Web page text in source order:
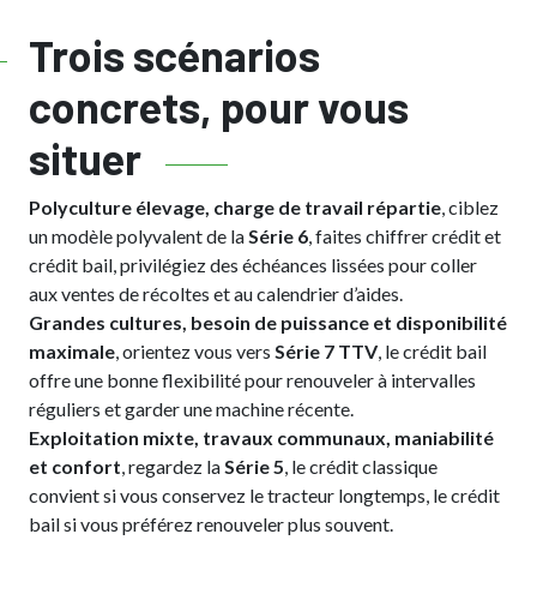
Trois scénarios
concrets, pour vous
situer
Polyculture élevage, charge de travail répartie, ciblez
un modèle polyvalent de laSérie 6, faites chiffrer crédit et
crédit bail, privilégiez des échéances lissées pour coller
aux ventes de récoltes et au calendrier d’aides.
Grandes cultures, besoin de puissance et disponibilité
maximale, orientez vous vers Série 7 TTV, le crédit bail
offre une bonne flexibilité pour renouveler à intervalles
réguliers et garder une machine récente.
Exploitation mixte, travaux communaux, maniabilité
et confort, regardez laSérie 5, le crédit classique
convient si vous conservez le tracteur longtemps, le crédit
bail si vous préférez renouveler plus souvent.